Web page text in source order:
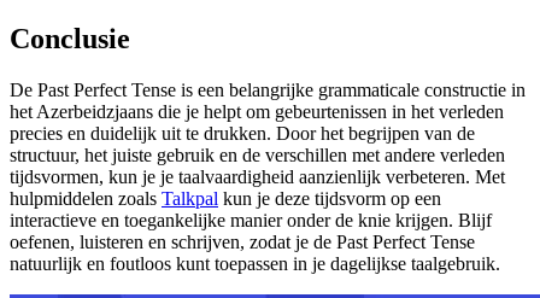
Conclusie
De Past Perfect Tense is een belangrijke grammaticale constructie in
het Azerbeidzjaans die je helpt om gebeurtenissen in het verleden
precies en duidelijk uit te drukken. Door het begrijpen van de
structuur, het juiste gebruik en de verschillen met andere verleden
tijdsvormen, kun je je taalvaardigheid aanzienlijk verbeteren. Met
hulpmiddelen zoals Talkpal kun je deze tijdsvorm op een
interactieve en toegankelijke manier onder de knie krijgen. Blijf
oefenen, luisteren en schrijven, zodat je de Past Perfect Tense
natuurlijk en foutloos kunt toepassen in je dagelijkse taalgebruik.